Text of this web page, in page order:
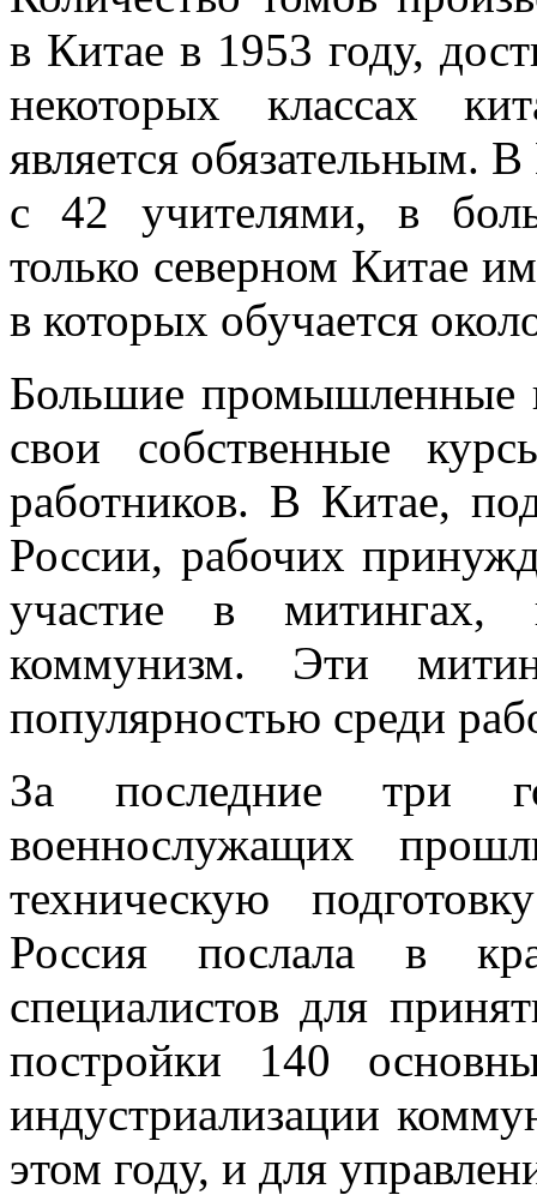
в Китае в 1953 году,
некоторых классах
является обязательным.
с 42 учителями, в
только северном Китае
в которых обучается
Большие промышленные
свои собственные
работников. В Китае,
России, рабочих
уча­стие в
коммунизм. Эти
популярностью среди
За последние три
военнослужащих
техническую
Россия послала в
специалистов для
постройки 140
индустриализации
этом году, и для